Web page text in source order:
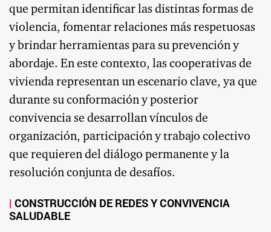
que permitan identificar las distintas formas de
violencia, fomentar relaciones más respetuosas
y brindar herramientas para su prevención y
abordaje. En este contexto, las cooperativas de
vivienda representan un escenario clave, ya que
durante su conformación y posterior
convivencia se desarrollan vínculos de
organización, participación y trabajo colectivo
que requieren del diálogo permanente y la
resolución conjunta de desafíos.
CONSTRUCCIÓN DE REDES Y CONVIVENCIA
SALUDABLE